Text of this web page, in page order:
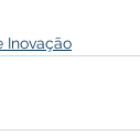
Inovação